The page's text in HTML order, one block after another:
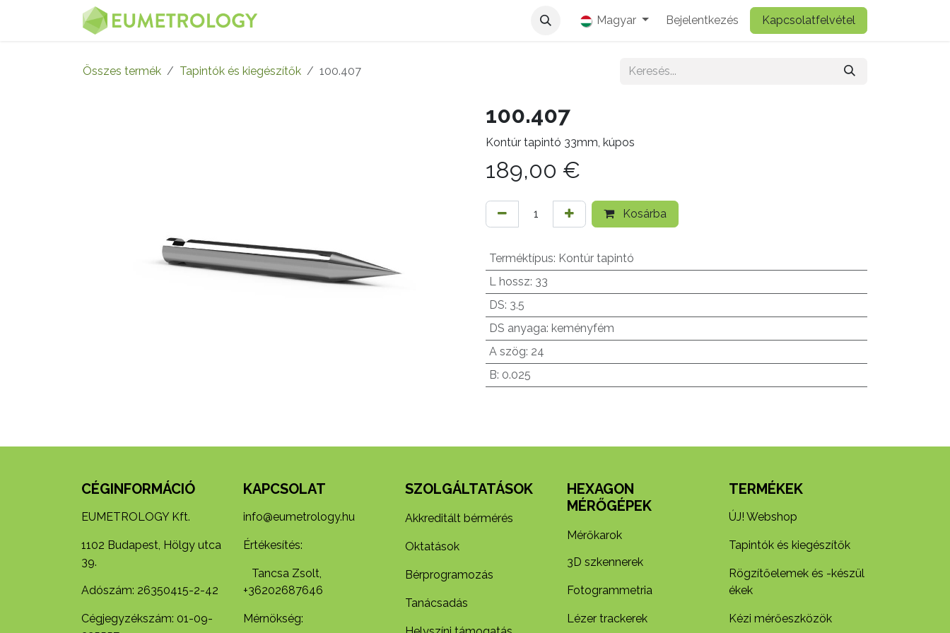
Kihagyás és továbblépés a tartalomhoz
Magyar Bejelentkezés Kapcsolatfelvétel
Összes termék Tapintók és kiegészítők 100.407
100.407
Kontúr tapintó 33mm, kúpos
189,00 €
Kosárba
Terméktípus: Kontúr tapintó
L hossz: 33
DS: 3.5
DS anyaga: keményfém
A szög: 24
B: 0.025
CÉGINFORMÁCIÓ
EUMETROLOGY Kft.
1102 Budapest, Hölgy utca
39.
Adószám: 26350415-2-42
Cégjegyzékszám: 01-09-
KAPCSOLAT
info@eumetrology.hu
Értékesítés:
Tancsa Zsolt,
+36202687646
Mérnökség:
SZOLGÁLTATÁSOK
Akkreditált bérmérés
Oktatások
Bérprogramozás
Tanácsadás
HEXAGON
MÉRŐGÉPEK
Mérőkarok
3D szkennerek
Fotogrammetria
Lézer trackerek
TERMÉKEK
ÚJ! Webshop
Tapintók és kiegészítők
Rögzítőelemek és -készül​
ékek
Kézi mérőeszközök